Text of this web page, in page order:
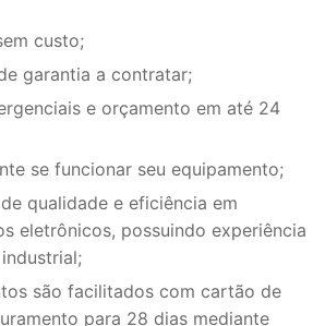
custo;
garantia a contratar;
e orçamento em até 24
se funcionar seu equipamento;
qualidade e eficiência em
eletrônicos, possuindo experiência
são facilitados com cartão de
para 28 dias mediante